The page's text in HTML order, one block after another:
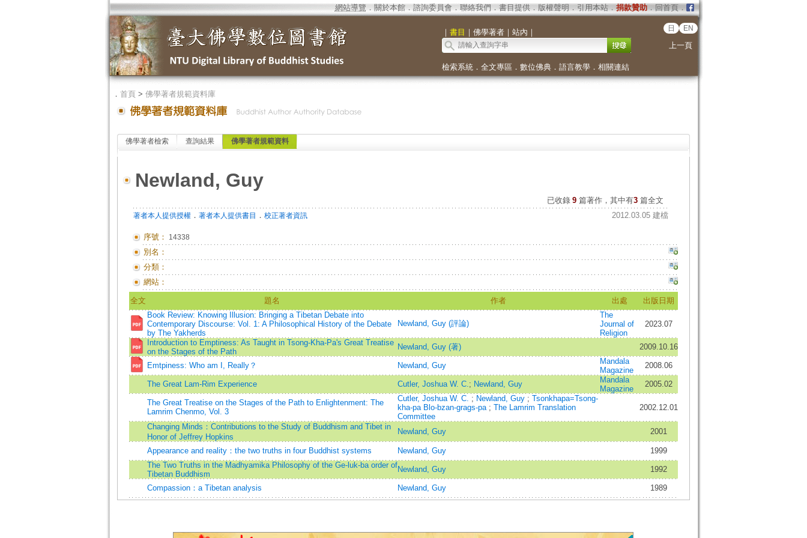
網站導覽 ． 關於本館． 諮詢委員會． 聯絡我們 ． 書目提供． 版權聲明 ． 引用本站． 捐款贊助．回首頁．
｜ 書目 ｜ 佛學著者｜ 站內 ｜ 日 EN
上一頁
檢索系統． 全文專區 ． 數位佛典． 語言教學． 相關連結
． 首頁> 佛學著者規範資料庫
佛學著者檢索 查詢結果 佛學著者規範資料
Newland, Guy
已收錄 9 篇著作，其中有3篇全文
著者本人提供授權． 著者本人提供書目 ． 校正著者資訊 2012.03.05 建檔
序號： 14338
別名：
分類：
網站：
全文 題名 作者 出處
出版日期
Book Review: Knowing Illusion: Bringing a Tibetan Debate into
Contemporary Discourse: Vol. 1: A Philosophical History of the Debate
by The Yakherds
Newland, Guy (評論)
The
Journal of
Religion
2023.07
Introduction to Emptiness: As Taught in Tsong-Kha-Pa's Great Treatise
on the Stages of the Path
Newland, Guy (著) 2009.10.16
Emtpiness: Who am I, Really？ Newland, Guy
Mandala
Magazine
2008.06
The Great Lam-Rim Experience Cutler, Joshua W. C.; Newland, Guy
Mandala
Magazine
2005.02
The Great Treatise on the Stages of the Path to Enlightenment: The
Lamrim Chenmo, Vol. 3
Cutler, Joshua W. C. ; Newland, Guy ; Tsonkhapa=Tsong-
kha-pa Blo-bzan-grags-pa ; The Lamrim Translation
Committee
2002.12.01
Changing Minds：Contributions to the Study of Buddhism and Tibet in
Honor of Jeffrey Hopkins
Newland, Guy 2001
Appearance and reality：the two truths in four Buddhist systems Newland, Guy
1999
The Two Truths in the Madhyamika Philosophy of the Ge-luk-ba order of
Tibetan Buddhism
Newland, Guy 1992
Compassion：a Tibetan analysis Newland, Guy 1989